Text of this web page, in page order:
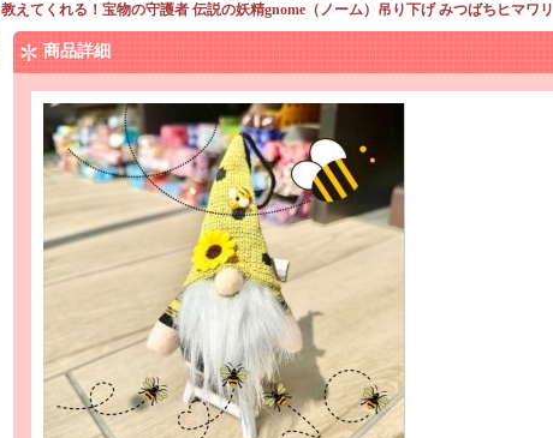
教えてくれる！宝物の守護者 伝説の妖精gnome（ノーム）吊り下げ みつばちヒマワリ
商品詳細